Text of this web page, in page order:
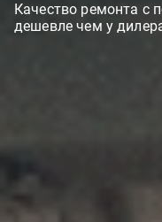
Качество ремонта с
дешевле чем у